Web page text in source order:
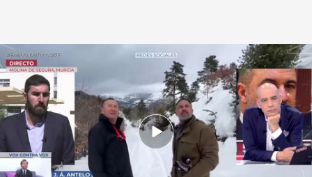
José Ángel Antelo, en 'En boca de todos'.cuatro.com
En boca de todos
27 FEB 2026 - 12:49h.
José Ángel Antelo denuncia presiones dentro
de Vox Murcia para que dimitiese como